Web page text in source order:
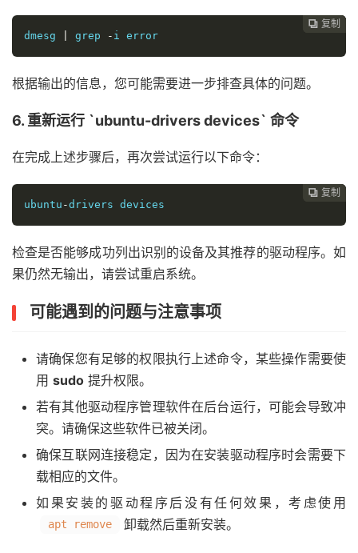
 复制
 复制
 复制
 复制
dmesg
grep - i error
根据输出的信息，您可能需要进一步排查具体的问题。
6. 重新运行 `ubuntu-drivers devices` 命令
在完成上述步骤后，再次尝试运行以下命令：
 复制
 复制
 复制
ubuntu -drivers devices
检查是否能够成功列出识别的设备及其推荐的驱动程序。如
果仍然无输出，请尝试重启系统。
可能遇到的问题与注意事项
请确保您有足够的权限执行上述命令，某些操作需要使
用 sudo 提升权限。
若有其他驱动程序管理软件在后台运行，可能会导致冲
突。请确保这些软件已被关闭。
确保互联网连接稳定，因为在安装驱动程序时会需要下
载相应的文件。
如果安装的驱动程序后没有任何效果，考虑使用
apt remove 卸载然后重新安装。